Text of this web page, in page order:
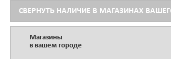
СВЕРНУТЬ НАЛИЧИЕ В МАГАЗИНАХ
Магазины
в вашем городе